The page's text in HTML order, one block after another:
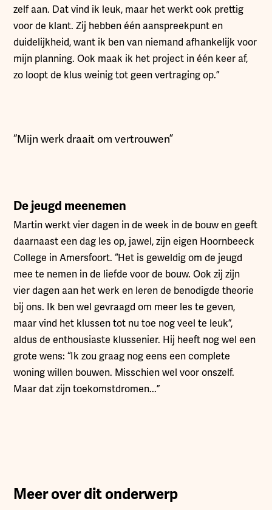
zelf aan. Dat vind ik leuk, maar het werkt ook prettig
voor de klant. Zij hebben één aanspreekpunt en
duidelijkheid, want ik ben van niemand afhankelijk voor
mijn planning. Ook maak ik het project in één keer af,
zo loopt de klus weinig tot geen vertraging op.”
“Mijn werk draait om vertrouwen”
De jeugd meenemen
Martin werkt vier dagen in de week in de bouw en geeft
daarnaast een dag les op, jawel, zijn eigen Hoornbeeck
College in Amersfoort. “Het is geweldig om de jeugd
mee te nemen in de liefde voor de bouw. Ook zij zijn
vier dagen aan het werk en leren de benodigde theorie
bij ons. Ik ben wel gevraagd om meer les te geven,
maar vind het klussen tot nu toe nog veel te leuk”,
aldus de enthousiaste klussenier. Hij heeft nog wel een
grote wens: “Ik zou graag nog eens een complete
woning willen bouwen. Misschien wel voor onszelf.
Maar dat zijn toekomstdromen...”
Meer over dit onderwerp